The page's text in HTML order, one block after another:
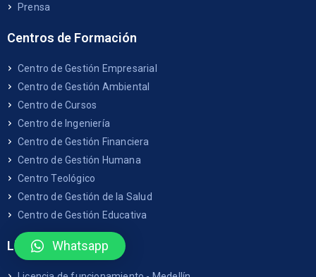
Prensa
Centros de Formación
Centro de Gestión Empresarial
Centro de Gestión Ambiental
Centro de Cursos
Centro de Ingeniería
Centro de Gestión Financiera
Centro de Gestión Humana
Centro Teológico
Centro de Gestión de la Salud
Centro de Gestión Educativa
LicenciasWhatsapp